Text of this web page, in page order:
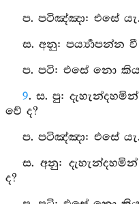
ප. පටිඤ්ඤා: එසේ යැ.
ස. අනු: පර්‍ය්‍යාපන්න වී
ප. පටි: එසේ නො
9. ස. පු:
වේ ද?
ප. පටිඤ්ඤා: එසේ යැ.
ස. අනු:
ද?